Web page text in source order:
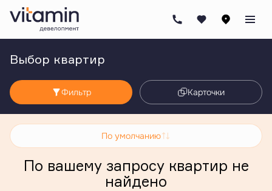
Выбор квартир
Фильтр Карточки
По умолчанию
По вашему запросу квартир не
найдено